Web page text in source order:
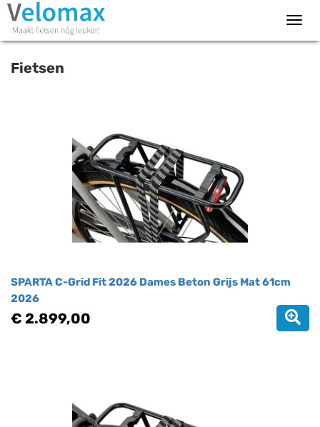
Fietsen
SPARTA C-Grid Fit 2026 Dames Beton Grijs Mat 61cm
2026
€ 2.899,00